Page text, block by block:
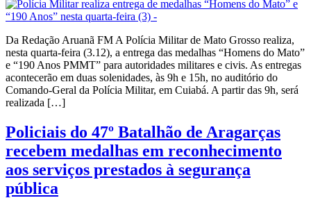
Da Redação Aruanã FM A Polícia Militar de Mato Grosso realiza,
nesta quarta-feira (3.12), a entrega das medalhas “Homens do Mato”
e “190 Anos PMMT” para autoridades militares e civis. As entregas
acontecerão em duas solenidades, às 9h e 15h, no auditório do
Comando-Geral da Polícia Militar, em Cuiabá. A partir das 9h, será
realizada […]
Policiais do 47º Batalhão de Aragarças
recebem medalhas em reconhecimento
aos serviços prestados à segurança
pública